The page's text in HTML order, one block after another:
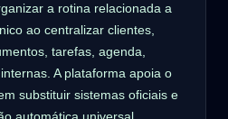
a rotina relacionada a
ao centralizar clientes,
tarefas, agenda,
A plataforma apoia o
substituir sistemas oficiais e